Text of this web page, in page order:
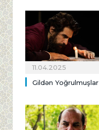
11.04.2025
Gildən Yoğrulmuşlar